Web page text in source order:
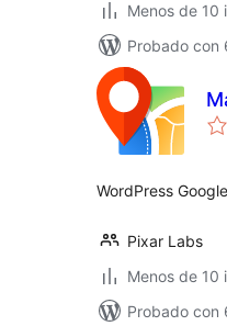
Menos de 10
Probado con
WordPress
Pixar Labs
Menos de 10
Probado con